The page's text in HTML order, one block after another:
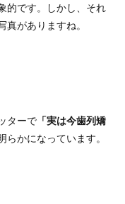
的です。しかし、それ
がありますね。
ターで 「実は今歯列矯
らかになっています。